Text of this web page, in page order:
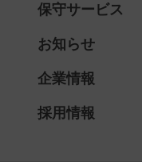
保守サービス
お知らせ
企業情報
採用情報